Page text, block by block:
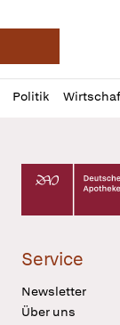
Politik
Profil
öffnen
Daz
Pur
Deutscher
Service
Newsletter
Über uns